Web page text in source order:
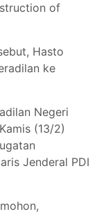
of
Hasto
ke
Negeri
(13/2)
Jenderal PDI